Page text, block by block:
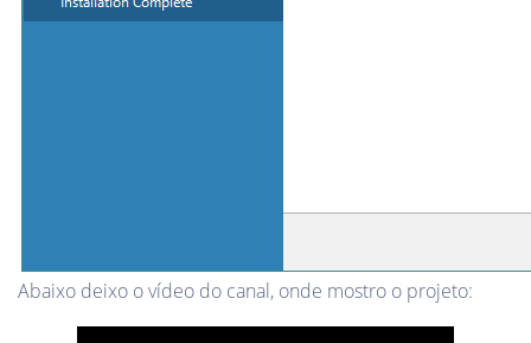
Abaixo deixo o vídeo do canal, onde mostro o projeto: